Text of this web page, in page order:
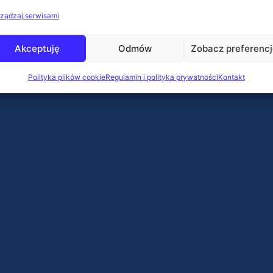
serwisami
Akceptuję Odmów Zobacz
Polityka plików cookieRegulamin i polityka prywatnościKontakt